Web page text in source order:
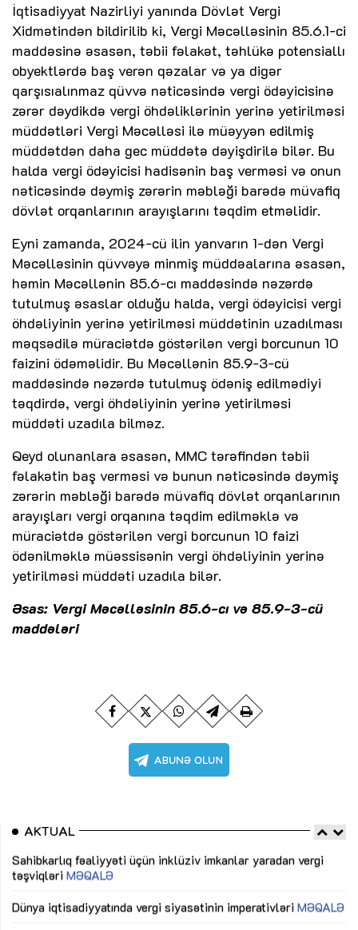
İqtisadiyyat Nazirliyi yanında Dövlət Vergi
Xidmətindən bildirilib ki, Vergi Məcəlləsinin 85.6.1-ci
maddəsinə əsasən, təbii fəlakət, təhlükə potensiallı
obyektlərdə baş verən qəzalar və ya digər
qarşısıalınmaz qüvvə nəticəsində vergi ödəyicisinə
zərər dəydikdə vergi öhdəliklərinin yerinə yetirilməsi
müddətləri Vergi Məcəlləsi ilə müəyyən edilmiş
müddətdən daha gec müddətə dəyişdirilə bilər. Bu
halda vergi ödəyicisi hadisənin baş verməsi və onun
nəticəsində dəymiş zərərin məbləği barədə müvafiq
dövlət orqanlarının arayışlarını təqdim etməlidir.
Eyni zamanda, 2024-cü ilin yanvarın 1-dən Vergi
Məcəlləsinin qüvvəyə minmiş müddəalarına əsasən,
həmin Məcəllənin 85.6-cı maddəsində nəzərdə
tutulmuş əsaslar olduğu halda, vergi ödəyicisi vergi
öhdəliyinin yerinə yetirilməsi müddətinin uzadılması
məqsədilə müraciətdə göstərilən vergi borcunun 10
faizini ödəməlidir. Bu Məcəllənin 85.9-3-cü
maddəsində nəzərdə tutulmuş ödəniş edilmədiyi
təqdirdə, vergi öhdəliyinin yerinə yetirilməsi
müddəti uzadıla bilməz.
Qeyd olunanlara əsasən, MMC tərəfindən təbii
fəlakətin baş verməsi və bunun nəticəsində dəymiş
zərərin məbləği barədə müvafiq dövlət orqanlarının
arayışları vergi orqanına təqdim edilməklə və
müraciətdə göstərilən vergi borcunun 10 faizi
ödənilməklə müəssisənin vergi öhdəliyinin yerinə
yetirilməsi müddəti uzadıla bilər.
Əsas: Vergi Məcəlləsinin 85.6-cı və 85.9-3-cü
maddələri
AKTUAL
Sahibkarlıq fəaliyyəti üçün inklüziv imkanlar yaradan vergi
təşviqləri MƏQALƏ
Dünya iqtisadiyyatında vergi siyasətinin imperativləri MƏQALƏ